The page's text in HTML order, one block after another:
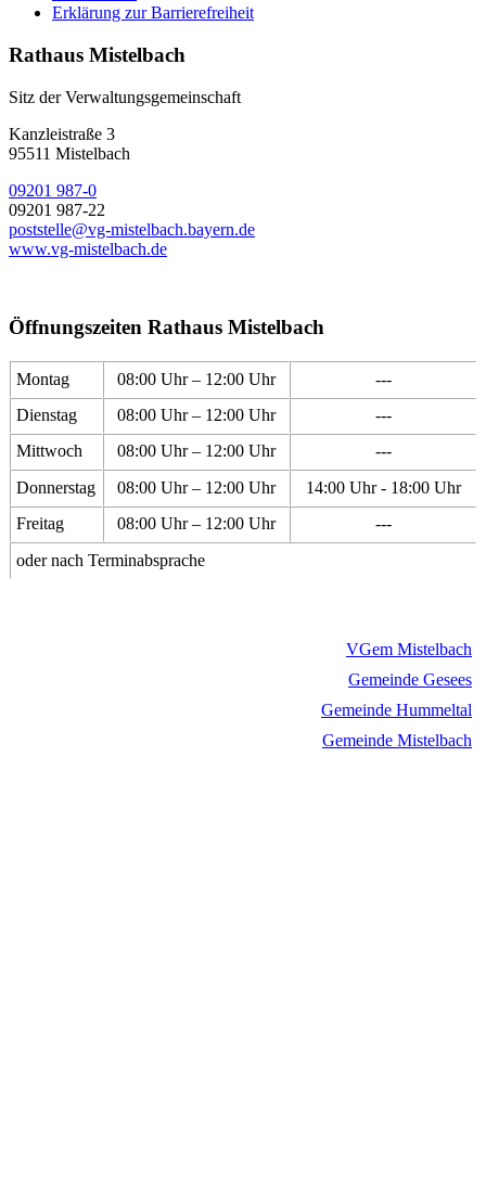
Erklärung zur Barrierefreiheit
Rathaus Mistelbach
Sitz der Verwaltungsgemeinschaft
Kanzleistraße 3
95511 Mistelbach
09201 987-0
09201 987-22
poststelle@vg-mistelbach.bayern.de
www.vg-mistelbach.de
Öffnungszeiten Rathaus Mistelbach
Montag 08:00 Uhr – 12:00 Uhr
---
Dienstag
08:00 Uhr – 12:00 Uhr
---
Mittwoch
08:00 Uhr – 12:00 Uhr
---
Donnerstag
08:00 Uhr – 12:00 Uhr
14:00 Uhr - 18:00 Uhr
Freitag
08:00 Uhr – 12:00 Uhr
---
oder nach Terminabsprache
VGem Mistelbach
Gemeinde Gesees
Gemeinde Hummeltal
Gemeinde Mistelbach